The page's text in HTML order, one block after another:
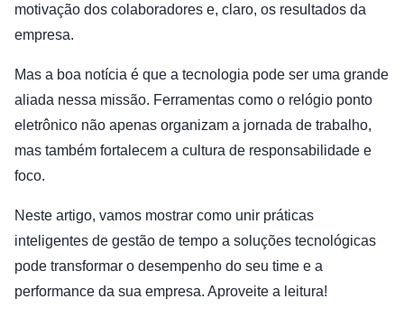
motivação dos colaboradores e, claro, os resultados da
empresa.
Mas a boa notícia é que a tecnologia pode ser uma grande
aliada nessa missão. Ferramentas como o relógio ponto
eletrônico não apenas organizam a jornada de trabalho,
mas também fortalecem a cultura de responsabilidade e
foco.
Neste artigo, vamos mostrar como unir práticas
inteligentes de gestão de tempo a soluções tecnológicas
pode transformar o desempenho do seu time e a
performance da sua empresa. Aproveite a leitura!